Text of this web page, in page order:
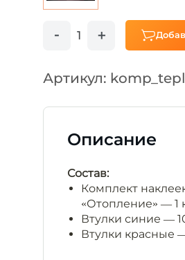
Артикул:
Описание
Состав:
Комплект
«Отопление» — 1
Втулки синие —
Втулки красные